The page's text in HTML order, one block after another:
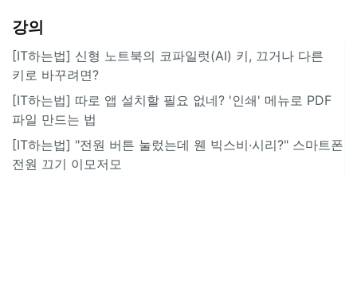
강의
[IT하는법] 신형 노트북의 코파일럿(AI) 키, 끄거나 다른
키로 바꾸려면?
[IT하는법] 따로 앱 설치할 필요 없네? '인쇄' 메뉴로 PDF
파일 만드는 법
[IT하는법] "전원 버튼 눌렀는데 웬 빅스비·시리?" 스마트폰
전원 끄기 이모저모